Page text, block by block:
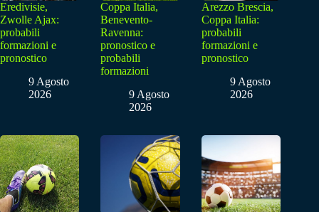
Eredivisie,
Zwolle Ajax:
probabili
formazioni e
pronostico
9 Agosto
2026
Coppa Italia,
Benevento-
Ravenna:
pronostico e
probabili
formazioni
9 Agosto
2026
Arezzo Brescia,
Coppa Italia:
probabili
formazioni e
pronostico
9 Agosto
2026